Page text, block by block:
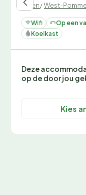
Polen/West-
Wifi Op een
Koelkast
Deze
op de door jou
Kies